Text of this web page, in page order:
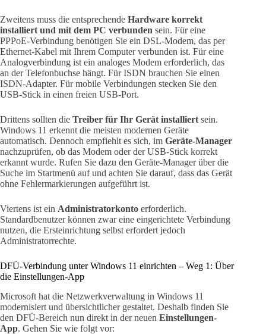
Zweitens muss die entsprechende Hardware korrekt
installiert und mit dem PC verbunden sein. Für eine
PPPoE-Verbindung benötigen Sie ein DSL-Modem, das per
Ethernet-Kabel mit Ihrem Computer verbunden ist. Für eine
Analogverbindung ist ein analoges Modem erforderlich, das
an der Telefonbuchse hängt. Für ISDN brauchen Sie einen
ISDN-Adapter. Für mobile Verbindungen stecken Sie den
USB-Stick in einen freien USB-Port.
Drittens sollten die Treiber für Ihr Gerät installiert sein.
Windows 11 erkennt die meisten modernen Geräte
automatisch. Dennoch empfiehlt es sich, im Geräte-Manager
nachzuprüfen, ob das Modem oder der USB-Stick korrekt
erkannt wurde. Rufen Sie dazu den Geräte-Manager über die
Suche im Startmenü auf und achten Sie darauf, dass das Gerät
ohne Fehlermarkierungen aufgeführt ist.
Viertens ist ein Administratorkonto erforderlich.
Standardbenutzer können zwar eine eingerichtete Verbindung
nutzen, die Ersteinrichtung selbst erfordert jedoch
Administratorrechte.
DFÜ-Verbindung unter Windows 11 einrichten – Weg 1: Über
die Einstellungen-App
Microsoft hat die Netzwerkverwaltung in Windows 11
modernisiert und übersichtlicher gestaltet. Deshalb finden Sie
den DFÜ-Bereich nun direkt in der neuen Einstellungen-
App. Gehen Sie wie folgt vor: